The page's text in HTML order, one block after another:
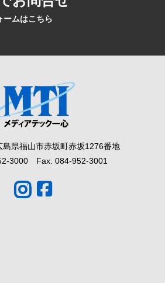
ームはこちら
県福山市赤坂町赤坂1276番地
3000 Fax. 084-952-3001